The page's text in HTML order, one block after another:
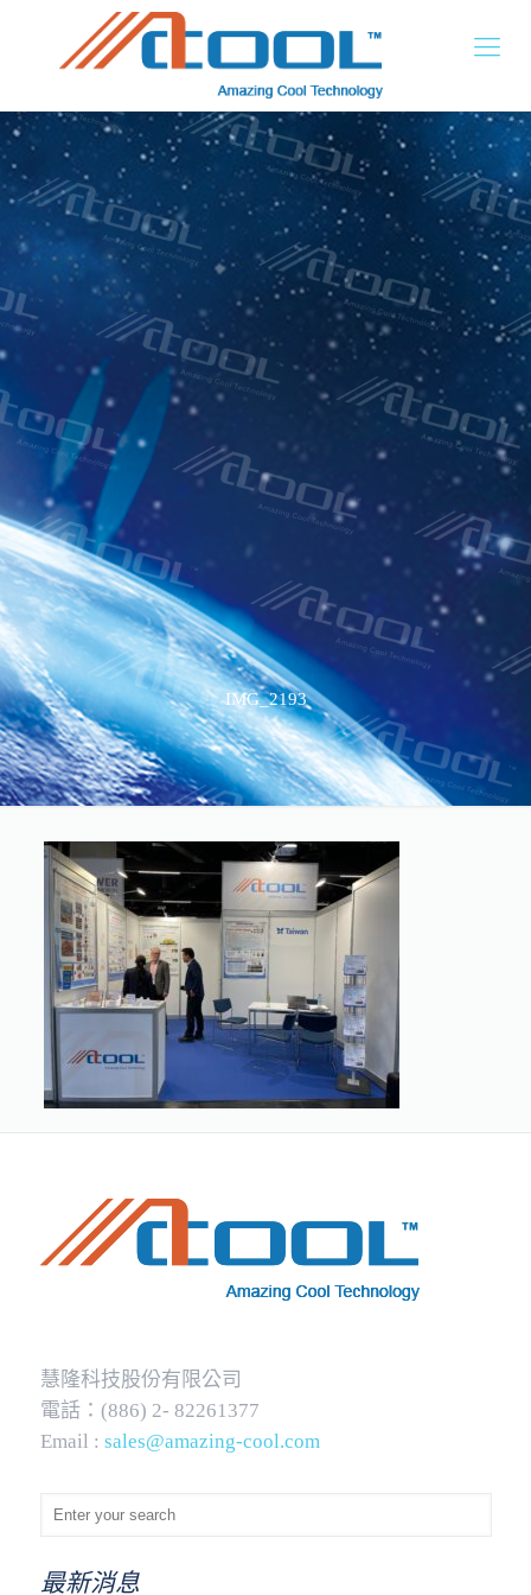
IMG_2193
慧隆科技股份有限公司
電話：(886) 2- 82261377
Email : sales@amazing-cool.com
最新消息